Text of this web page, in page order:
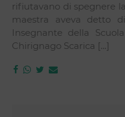
rifiutavano di spegnere
maestra aveva detto
Insegnante della
Chirignago Scarica […]